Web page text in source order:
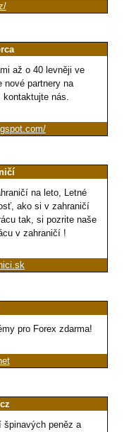
až o 40 levněji ve
nové partnery na
kontaktujte nás.
na leto, Letné
ako si v zahraničí
tak, si pozrite naše
v zahraničí !
pro Forex zdarma!
špinavých peněz a